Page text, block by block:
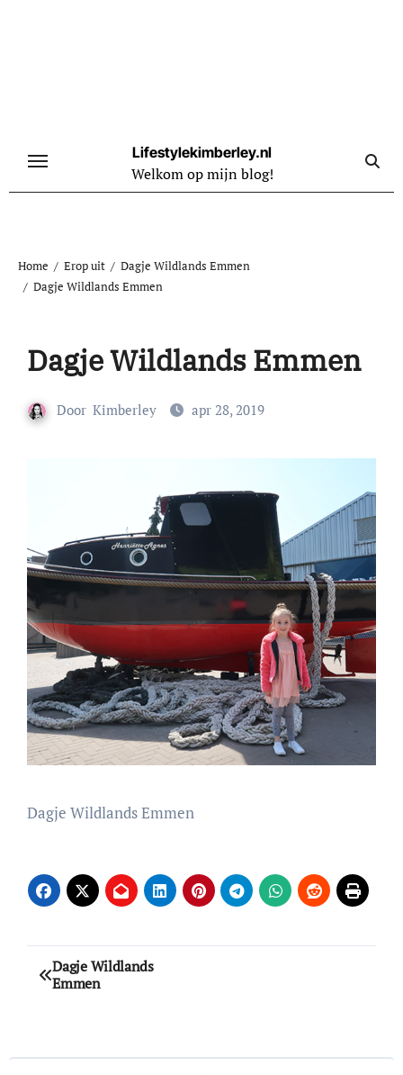
Lifestylekimberley.nl
Welkom op mijn blog!
Home Erop uit
Dagje Wildlands Emmen
Dagje Wildlands Emmen
Dagje Wildlands Emmen
Door Kimberley apr 28, 2019
Dagje Wildlands Emmen
Bericht
navigatie
Dagje Wildlands
Emmen